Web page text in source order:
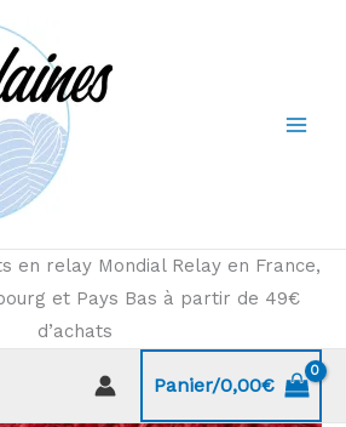
en relay Mondial Relay en France,
et Pays Bas à partir de 49€
d’achats
Panier/0,00€